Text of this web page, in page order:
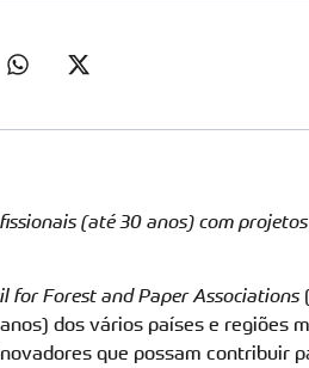
(até 30 anos) com
for Forest and Paper Associations
dos vários países e regiões
que possam contribuir